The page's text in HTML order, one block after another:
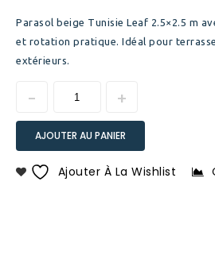
Parasol beige Tunisie Leaf 2.5×2.5 m
et rotation pratique. Idéal pour
extérieurs.
AJOUTER AU PANIER
Ajouter À La Wishlist